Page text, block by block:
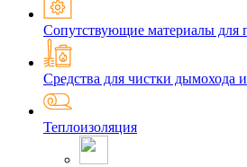
Сопутствующие материалы для
Средства для чистки дымохода
Теплоизоляция